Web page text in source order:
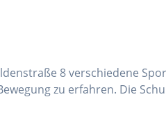
8 verschiedene
zu erfahren. Die